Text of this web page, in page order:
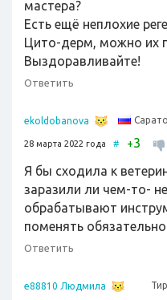
мастера?
Есть ещё неплохие
Цито-дерм, можно их
Выздоравливайте!
Ответить
ekoldobanova
28 марта 2022 года # +3
Я бы сходила к
заразили ли чем-то-
обрабатывают
поменять
Ответить
e88810 Людмила